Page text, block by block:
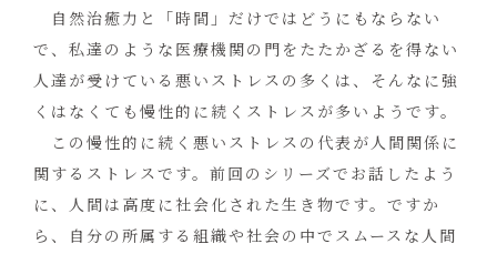
自然治癒力と「時間」だけではどうにもならない
で、私達のような医療機関の門をたたかざるを得ない
人達が受けている悪いストレスの多くは、そんなに強
くはなくても慢性的に続くストレスが多いようです。
この慢性的に続く悪いストレスの代表が人間関係に
関するストレスです。前回のシリーズでお話したよう
に、人間は高度に社会化された生き物です。ですか
ら、自分の所属する組織や社会の中でスムースな人間